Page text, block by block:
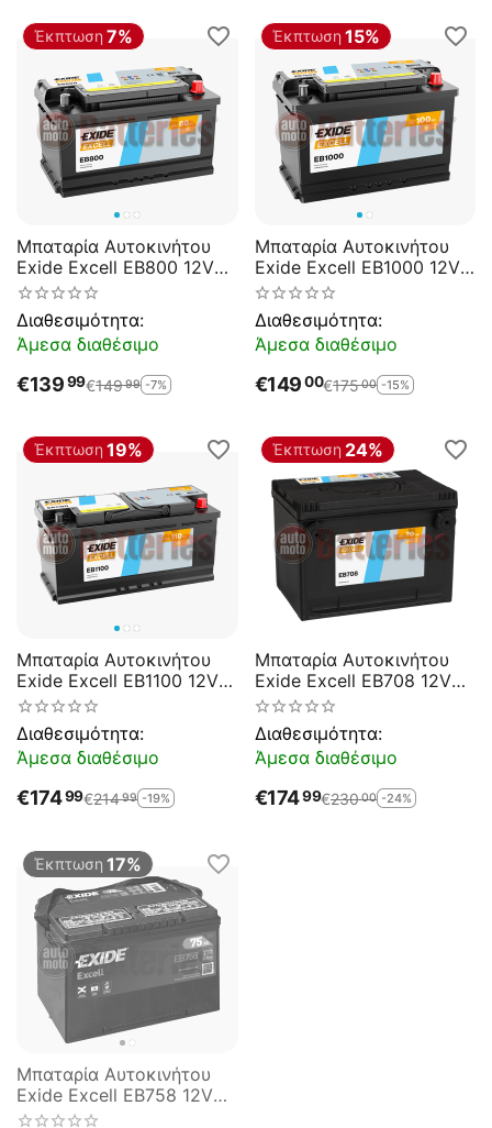
Έκπτωση 7%
Μπαταρία Αυτοκινήτου
Exide Excell EB800 12V
80AH 640EN A-
Εκκίνησης
Διαθεσιμότητα:
Άμεσα διαθέσιμο
€13999€14999 -7%
Έκπτωση 15%
Μπαταρία Αυτοκινήτου
Exide Excell EB1000 12V
100AH 720EN A-
Εκκίνησης
Διαθεσιμότητα:
Άμεσα διαθέσιμο
€14900€17500 -15%
Έκπτωση 19%
Μπαταρία Αυτοκινήτου
Exide Excell EB1100 12V
110AH 850EN A-
Εκκίνησης
Διαθεσιμότητα:
Άμεσα διαθέσιμο
€17499€21499 -19%
Έκπτωση 24%
Μπαταρία Αυτοκινήτου
Exide Excell EB708 12V
70AH 740EN A Εκκίνησης
Διαθεσιμότητα:
Άμεσα διαθέσιμο
€17499€23000 -24%
Έκπτωση 17%
Μπαταρία Αυτοκινήτου
Exide Excell EB758 12V
75AH 770EN A Εκκίνησης